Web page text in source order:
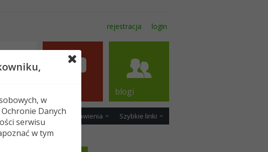
rejestracja login
Spełeczność Ustawienia Szybkie linki
blogi
w
Danych
serwisu
w tym